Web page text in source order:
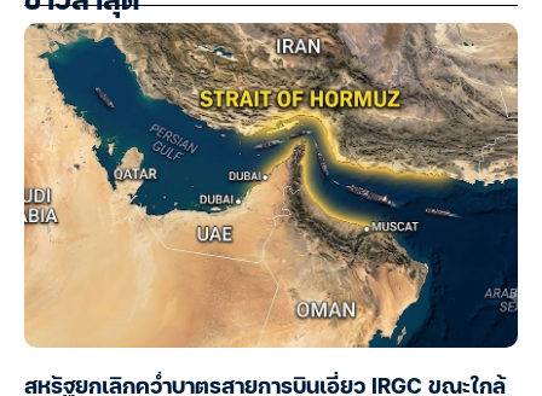
สหรัฐยกเลิกคว่ำบาตรสายการบินเอี่ยว IRGC ขณะใกล้